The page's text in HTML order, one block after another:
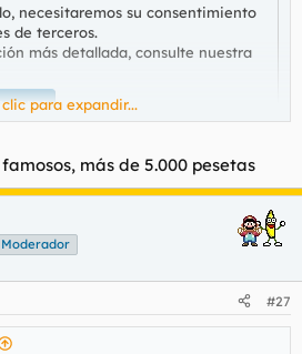
necesitaremos su consentimiento
de terceros.
más detallada, consulte nuestra
para expandir...
más de 5.000 pesetas
Moderador
#27